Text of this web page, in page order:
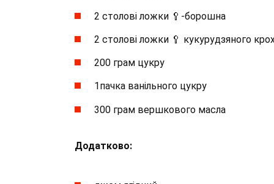
2 столові ложки 🥄-борошна
2 столові ложки 🥄 кукурудзяного
200 грам цукру
1пачка ванільного цукру
300 грам вершкового масла
Додатково: